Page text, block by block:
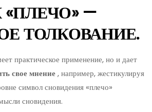
—
ТОЛКОВАНИЕ.
практическое применение, но и дает
свое мнение, например, жестикулируя
символ сновидения «плечо»
сновидения.